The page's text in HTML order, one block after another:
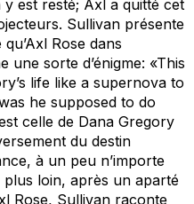
est resté; Axl a quitté cet
Sullivan présente
Rose dans
une sorte d’énigme: «This
life like a supernova to
he supposed to do
celle de Dana Gregory
du destin
à un peu n’importe
plus loin, après un aparté
Rose, Sullivan raconte